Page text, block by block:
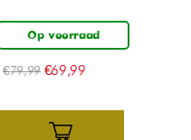
Op voorraad
€79,99 €69,99